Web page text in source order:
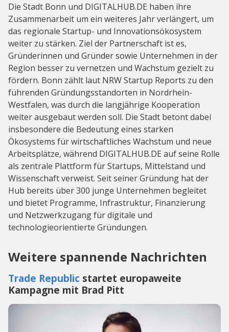
Die Stadt Bonn und DIGITALHUB.DE haben ihre
Zusammenarbeit um ein weiteres Jahr verlängert, um
das regionale Startup- und Innovationsökosystem
weiter zu stärken. Ziel der Partnerschaft ist es,
Gründerinnen und Gründer sowie Unternehmen in der
Region besser zu vernetzen und Wachstum gezielt zu
fördern. Bonn zählt laut NRW Startup Reports zu den
führenden Gründungsstandorten in Nordrhein-
Westfalen, was durch die langjährige Kooperation
weiter ausgebaut werden soll. Die Stadt betont dabei
insbesondere die Bedeutung eines starken
Ökosystems für wirtschaftliches Wachstum und neue
Arbeitsplätze, während DIGITALHUB.DE auf seine Rolle
als zentrale Plattform für Startups, Mittelstand und
Wissenschaft verweist. Seit seiner Gründung hat der
Hub bereits über 300 junge Unternehmen begleitet
und bietet Programme, Infrastruktur, Finanzierung
und Netzwerkzugang für digitale und
technologieorientierte Gründungen.
Weitere spannende Nachrichten
Trade Republic startet europaweite
Kampagne mit Brad Pitt